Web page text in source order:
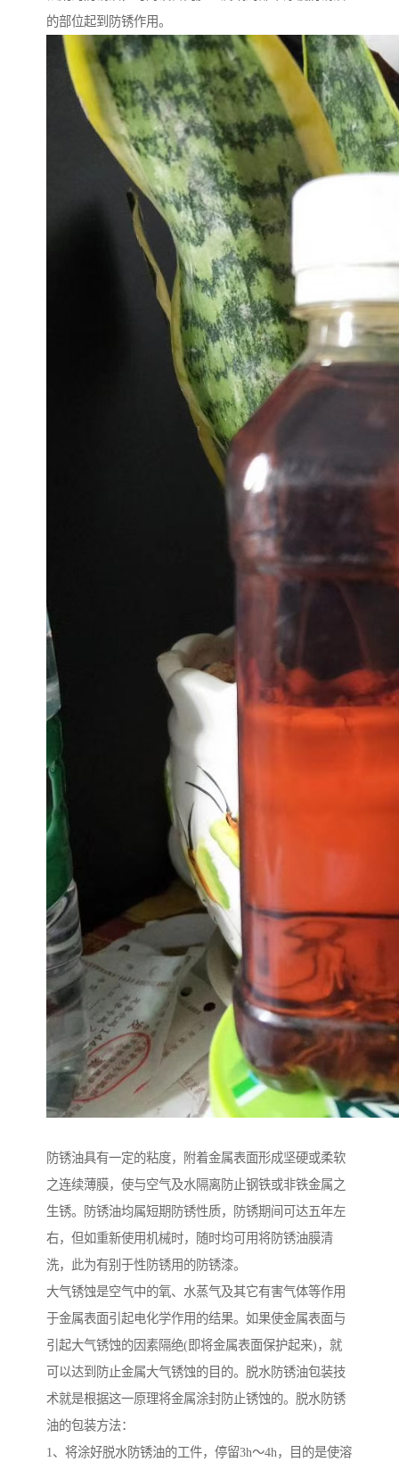
的部位起到防锈作用。
防锈油具有一定的粘度，附着金属表面形成坚硬或柔软
之连续薄膜，使与空气及水隔离防止钢铁或非铁金属之
生锈。防锈油均属短期防锈性质，防锈期间可达五年左
右，但如重新使用机械时，随时均可用将防锈油膜清
洗，此为有别于性防锈用的防锈漆。
大气锈蚀是空气中的氧、水蒸气及其它有害气体等作用
于金属表面引起电化学作用的结果。如果使金属表面与
引起大气锈蚀的因素隔绝(即将金属表面保护起来)，就
可以达到防止金属大气锈蚀的目的。脱水防锈油包装技
术就是根据这一原理将金属涂封防止锈蚀的。脱水防锈
油的包装方法：
1、将涂好脱水防锈油的工件，停留3h～4h，目的是使溶